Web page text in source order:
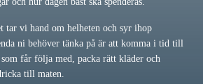
tar vi hand om helheten och syr ihop
ni behöver tänka på är att komma i tid till
får följa med, packa rätt kläder och
till maten.